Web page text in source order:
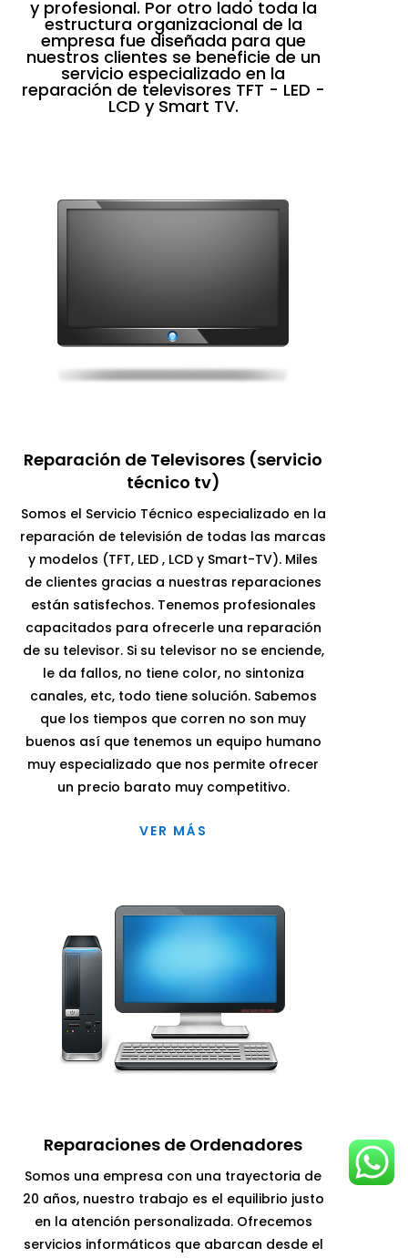
y profesional. Por otro lado toda la
estructura organizacional de la
empresa fue diseñada para que
nuestros clientes se beneficie de un
servicio especializado en la
reparación de televisores TFT - LED -
LCD y Smart TV.
Reparación de Televisores (servicio
técnico tv)
Somos el Servicio Técnico especializado en la
reparación de televisión de todas las marcas
y modelos (TFT, LED , LCD y Smart-TV). Miles
de clientes gracias a nuestras reparaciones
están satisfechos. Tenemos profesionales
capacitados para ofrecerle una reparación
de su televisor. Si su televisor no se enciende,
le da fallos, no tiene color, no sintoniza
canales, etc, todo tiene solución. Sabemos
que los tiempos que corren no son muy
buenos así que tenemos un equipo humano
muy especializado que nos permite ofrecer
un precio barato muy competitivo.
VER MÁS
Reparaciones de Ordenadores
Somos una empresa con una trayectoria de
20 años, nuestro trabajo es el equilibrio justo
en la atención personalizada. Ofrecemos
servicios informáticos que abarcan desde el